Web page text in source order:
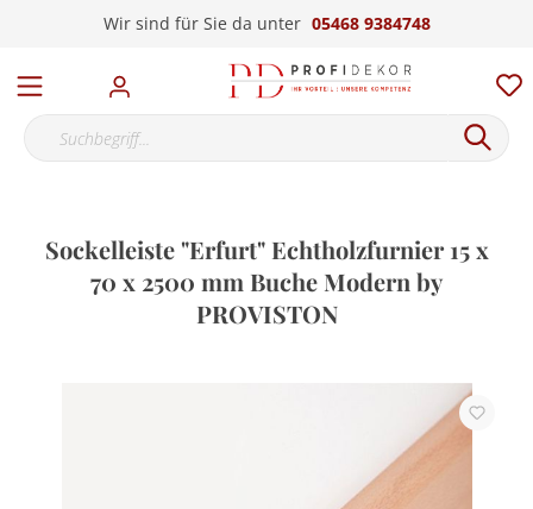
Wir sind für Sie da unter 05468 9384748
Sockelleiste "Erfurt" Echtholzfurnier 15 x
70 x 2500 mm Buche Modern by
PROVISTON